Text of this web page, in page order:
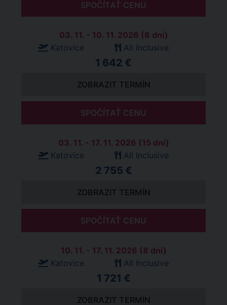
SPOČÍTAŤ CENU
03. 11. - 10. 11. 2026 (8 dní)
Katovice
All Inclusive
1 642 €
ZOBRAZIT TERMÍN
SPOČÍTAŤ CENU
03. 11. - 17. 11. 2026 (15 dní)
Katovice
All Inclusive
2 755 €
ZOBRAZIT TERMÍN
SPOČÍTAŤ CENU
10. 11. - 17. 11. 2026 (8 dní)
Katovice
All Inclusive
1 721 €
ZOBRAZIT TERMÍN